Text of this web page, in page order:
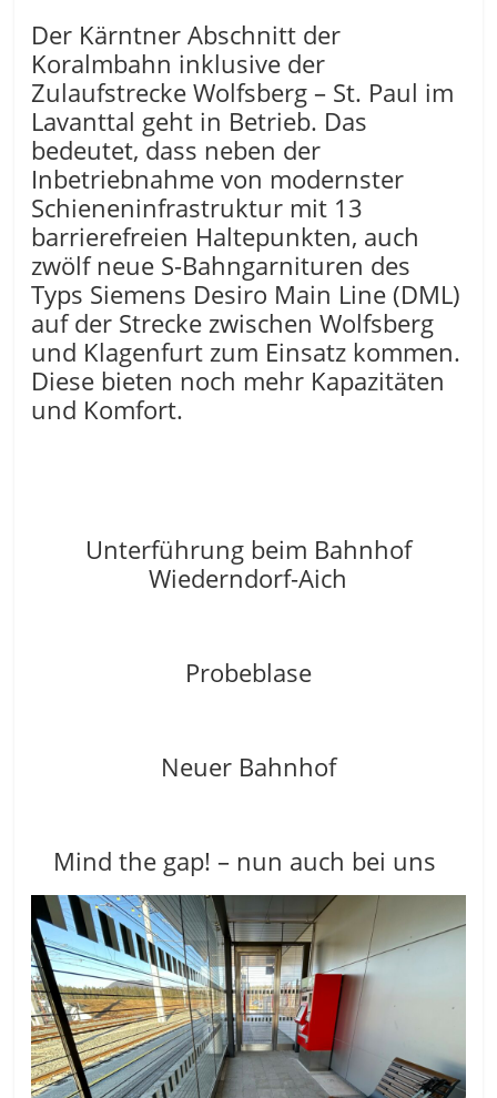
Der Kärntner Abschnitt der
Koralmbahn inklusive der
Zulaufstrecke Wolfsberg – St. Paul im
Lavanttal geht in Betrieb. Das
bedeutet, dass neben der
Inbetriebnahme von modernster
Schieneninfrastruktur mit 13
barrierefreien Haltepunkten, auch
zwölf neue S-Bahngarnituren des
Typs Siemens Desiro Main Line (DML)
auf der Strecke zwischen Wolfsberg
und Klagenfurt zum Einsatz kommen.
Diese bieten noch mehr Kapazitäten
und Komfort.
Unterführung beim Bahnhof
Wiederndorf-Aich
Probeblase
Neuer Bahnhof
Mind the gap! – nun auch bei uns